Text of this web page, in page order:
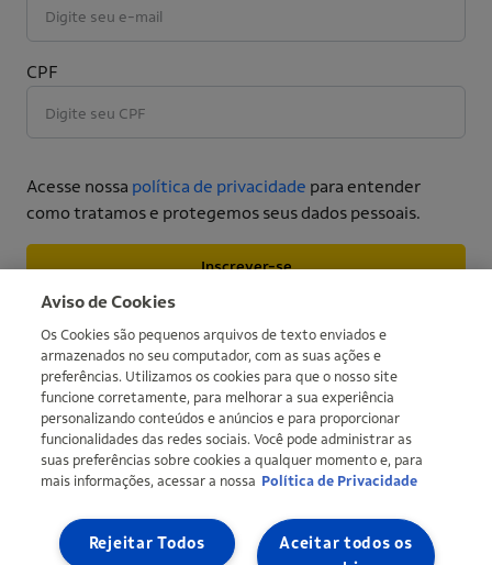
CPF
Acesse nossa política de privacidade para entender
como tratamos e protegemos seus dados pessoais.
Inscrever-se
Copyright © Ipiranga Produtos de Petróleo SA 2026 | CNPJ:
Aviso de Cookies
Os Cookies são pequenos arquivos de texto enviados e
armazenados no seu computador, com as suas ações e
preferências. Utilizamos os cookies para que o nosso site
funcione corretamente, para melhorar a sua experiência
personalizando conteúdos e anúncios e para proporcionar
funcionalidades das redes sociais. Você pode administrar as
suas preferências sobre cookies a qualquer momento e, para
mais informações, acessar a nossa Política de Privacidade
Aceitar todos os
Rejeitar Todos